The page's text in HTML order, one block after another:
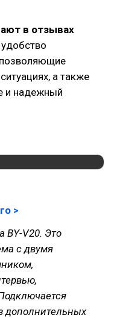
в отзывах
удобство
позволяющие
а также
и надежный
>
BY-V20. Это
с двумя
дополнительных